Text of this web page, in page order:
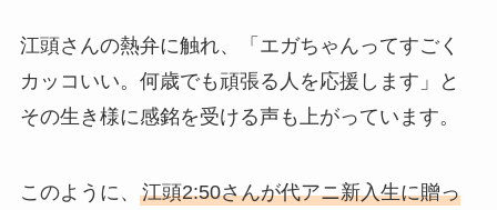
江頭さんの熱弁に触れ、「エガちゃんってすごく
カッコいい。何歳でも頑張る人を応援します」と
その生き様に感銘を受ける声も上がっています。
このように、 江頭2:50さんが代アニ新入生に贈っ